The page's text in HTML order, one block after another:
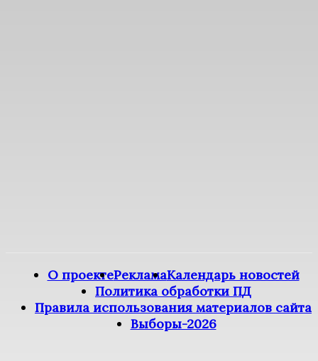
О проектеРекламаКалендарь новостей
Политика обработки ПД
Правила использования материалов сайта
Выборы-2026